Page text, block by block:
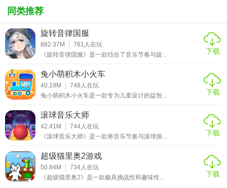
3. 特色：提供多种难度级别，从初学者到专家，满足不同水
平的玩家需求。
【经典华容道单机免广告过程】
1. 初始布局：游戏开始时，关羽被众多小兵和将领包围在棋
盘一角。
2. 策略规划：玩家需要运用策略，逐步为关羽开辟出一条通
3. 挑战升级：随着游戏进程，难度逐渐增加，需要更复杂的
操作和更高的策略性来解困。
【经典华容道单机免广告攻略】
1. 优先处理阻碍：优先移动那些可能阻碍关羽前进的棋子，
同类推荐
旋转音律国服
882.37M 761 人在玩
《旋转音律国服》是一款结合了音乐节奏与旋...
下载
兔小萌积木小火车
40.19M 748 人在玩
兔小萌积木小火车是一款专为儿童设计的益智...
下载
滚球音乐大师
42.41M 744人在玩
《滚球音乐大师》是一款将音乐节奏与滚球操...
下载
超级猫里奥2游戏
50.84M 734人在玩
《超级猫里奥2》是一款极具挑战性和趣味性...
下载